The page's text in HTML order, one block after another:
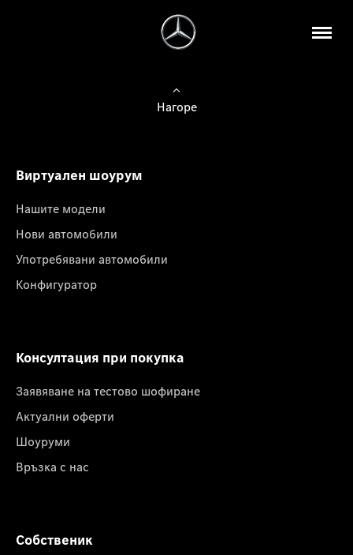
Нагоре
Виртуален шоурум
Нашите модели
Нови автомобили
Употребявани автомобили
Конфигуратор
Консултация при покупка
Заявяване на тестово шофиране
Актуални оферти
Шоуруми
Връзка с нас
Собственик